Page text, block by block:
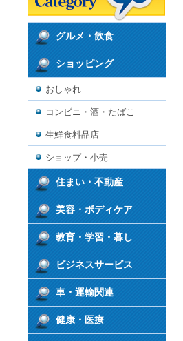
グルメ・飲食
ショッピング
おしゃれ
コンビニ・酒・たばこ
生鮮食料品店
ショップ・小売
住まい・不動産
美容・ボディケア
教育・学習・暮し
ビジネスサービス
車・運輸関連
健康・医療